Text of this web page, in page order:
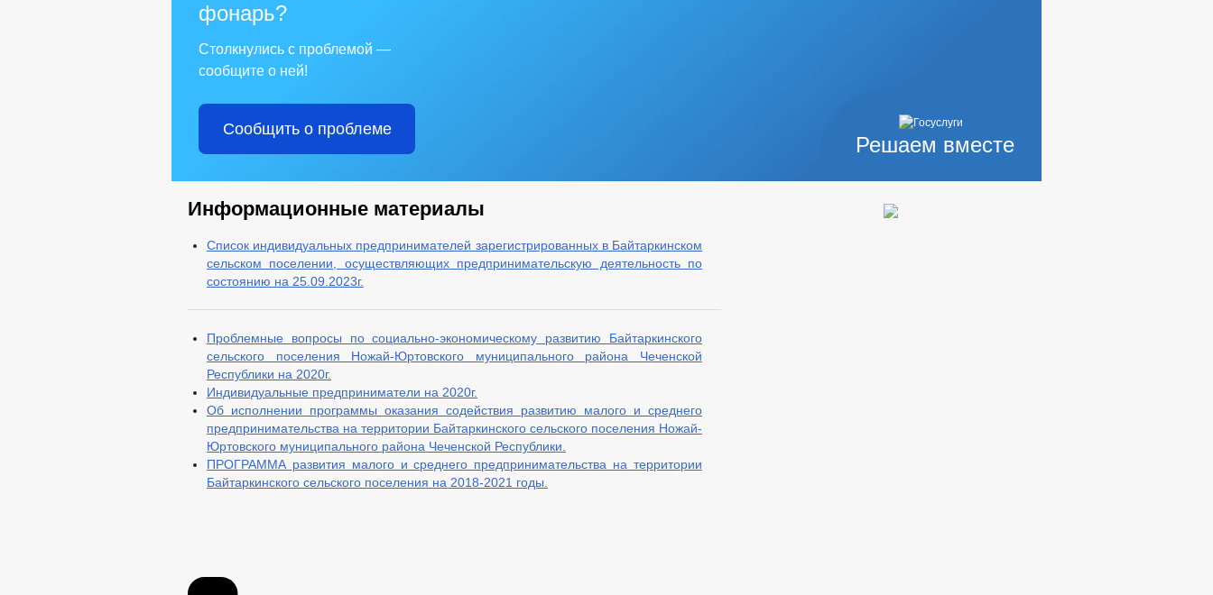
Решаем вместе
фонарь?
Столкнулись с проблемой —
сообщите о ней!
Сообщить о проблеме
Информационные материалы
Список индивидуальных предпринимателей зарегистрированных в Байтаркинском
сельском поселении, осуществляющих предпринимательскую деятельность по
состоянию на 25.09.2023г.
Проблемные вопросы по социально-экономическому развитию Байтаркинского
сельского поселения Ножай-Юртовского муниципального района Чеченской
Республики на 2020г.
Индивидуальные предприниматели на 2020г.
Об исполнении программы оказания содействия развитию малого и среднего
предпринимательства на территории Байтаркинского сельского поселения Ножай-
Юртовского муниципального района Чеченской Республики.
ПРОГРАММА развития малого и среднего предпринимательства на территории
Байтаркинского сельского поселения на 2018-2021 годы.